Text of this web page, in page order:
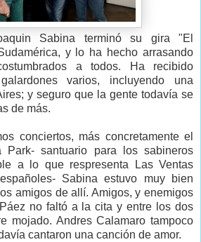
Sabina terminó su gira "El
y lo ha hecho arrasando
a todos. Ha recibido
varios, incluyendo una
y seguro que la gente todavía se
de más.
conciertos, más concretamente el
santuario para los sabineros
a lo que respresenta Las Ventas
Sabina estuvo muy bien
amigos de allí. Amigos, y enemigos
no faltó a la cita y entre los dos
mojado. Andres Calamaro tampoco
cantaron una canción de amor.